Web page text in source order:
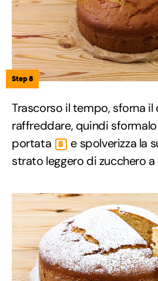
Step 8
Trascorso il tempo, sforna il
raffreddare, quindi
portata
8
e spolverizza la
strato leggero di zucchero a